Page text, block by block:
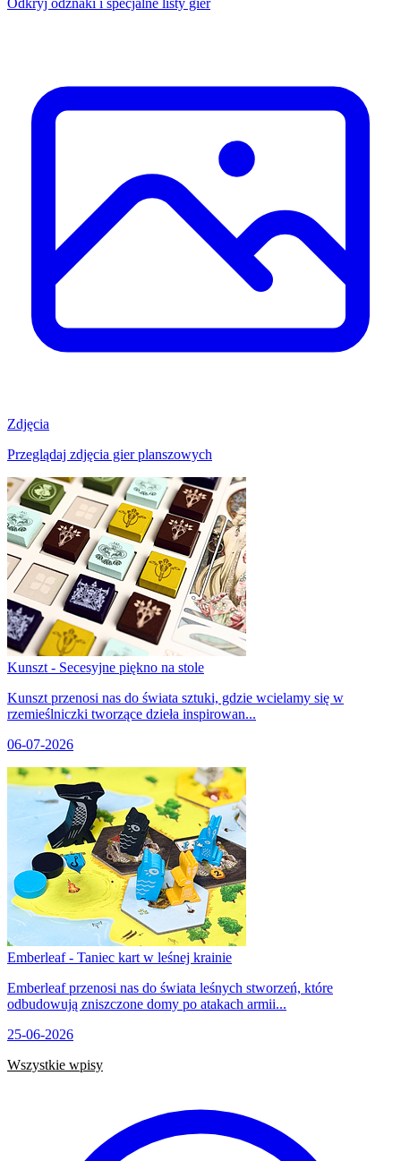
Odkryj odznaki i specjalne listy gier
Zdjęcia
Przeglądaj zdjęcia gier planszowych
Kunszt - Secesyjne piękno na stole
Kunszt przenosi nas do świata sztuki, gdzie wcielamy się w
rzemieślniczki tworzące dzieła inspirowan...
06-07-2026
Emberleaf - Taniec kart w leśnej krainie
Emberleaf przenosi nas do świata leśnych stworzeń, które
odbudowują zniszczone domy po atakach armii...
25-06-2026
Wszystkie wpisy